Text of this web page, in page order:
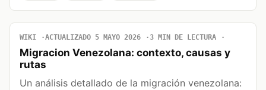
WIKI ACTUALIZADO 5 MAYO 2026 3 MIN DE LECTURA
Migracion Venezolana: contexto, causas y
rutas
Un análisis detallado de la migración venezolana: